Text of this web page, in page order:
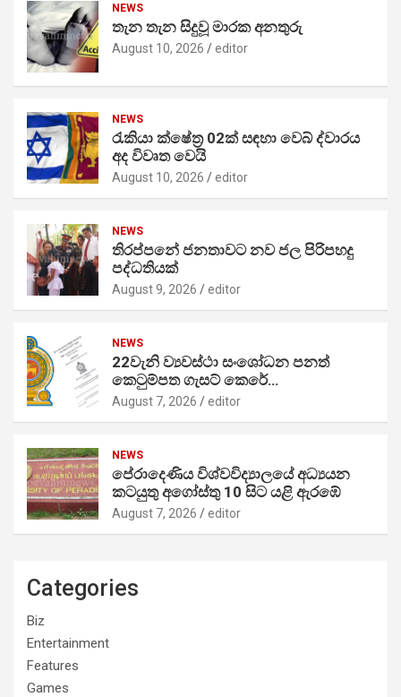
NEWS
තැන තැන සිදුවූ මාරක අනතුරු
August 10, 2026 editor
NEWS
රැකියා ක්ෂේත්‍ර 02ක් සඳහා වෙබ් ද්වාරය
අද විවෘත වෙයි
August 10, 2026 editor
NEWS
තිරප්පනේ ජනතාවට නව ජල පිරිපහදු
පද්ධතියක්
August 9, 2026 editor
NEWS
22වැනි ව්‍යවස්ථා සංශෝධන පනත්
කෙටුම්පත ගැසට් කෙරේ…
August 7, 2026 editor
NEWS
පේරාදෙණිය විශ්වවිද්‍යාලයේ අධ්‍යයන
කටයුතු අගෝස්තු 10 සිට යළි ඇරඹේ
August 7, 2026 editor
Categories
Biz
Entertainment
Features
Games